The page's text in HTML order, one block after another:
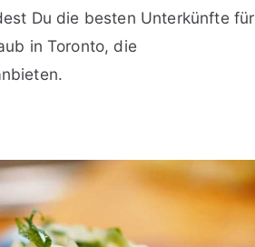
Du die besten Unterkünfte für
in Toronto, die